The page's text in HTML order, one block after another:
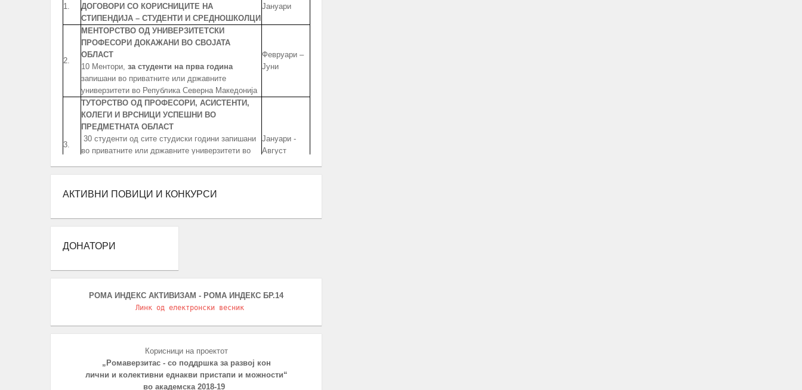
1.
ДОГОВОРИ СО КОРИСНИЦИТЕ НА
СТИПЕНДИЈА – СТУДЕНТИ И СРЕДНОШКОЛЦИ
Јануари
2.
МЕНТОРСТВО ОД УНИВЕРЗИТЕТСКИ
ПРОФЕСОРИ ДОКАЖАНИ ВО СВОЈАТА
ОБЛАСТ
10 Ментори, за студенти на прва година
запишани во приватните или државните
универзитети во Република Северна Македонија
Февруари –
Јуни
3.
ТУТОРСТВО ОД ПРОФЕСОРИ, АСИСТЕНТИ,
КОЛЕГИ И ВРСНИЦИ УСПЕШНИ ВО
ПРЕДМЕТНАТА ОБЛАСТ
30 студенти од сите студиски години запишани
во приватните или државните универзитети во
совладување на материјата во предметната
Јануари -
Август
4.
РАБОТНИ ПРАКСИ ЗА СТУДЕНТИ И
20 Ментори за средношколците при извршување
Период: 3 Месеци
фирми и компании
5.
БИБЛИОТЕКА НА РОМАВЕРЗИТАС
МЕСЕЧНИ СОСТАНОЦИ СО СТУДЕНТИТЕ НА
РОМАВЕРЗИТАС И КВАРТАЛНИ СОСТАНОЦИ
СО СТУДЕНТИ И СРЕДНОШКОЛЦИ
Јануари -
Август
АКТИВНИ ПОВИЦИ И КОНКУРСИ
ДОНАТОРИ
РОМА ИНДЕКС АКТИВИЗАМ - РОМА ИНДЕКС БР.14
Линк од електронски весник
Корисници на проектот
„Ромаверзитас - со поддршка за развој кон
лични и колективни еднакви пристапи и можности“
во академска 2018-19